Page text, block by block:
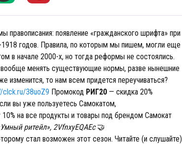
правописания: появление «гражданского шрифта» при
годов. Правила, по которым мы пишем, могли еще
в начале 2000-х, но тогда реформы не состоялись.
менять существующие нормы, разве нынешние
изменится, то нам всем придется переучиваться?
clck.ru/38uoZ9 Промокод РИГ20 — скидка 20%
вы уже пользуетесь Самокатом,
10% на все продукты и товары под брендом Самокат
ритейл», 2VfnxyEQAEc🤝
стал возможен этот сезон. Читайте (и слушайте)